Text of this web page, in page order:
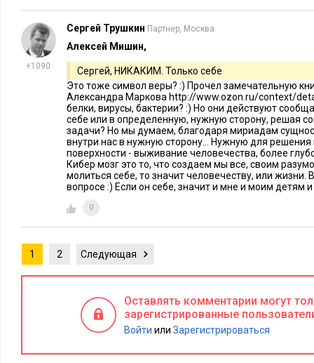
мной. Эти три установки конкурируют между собой,
но какая-то из них в конкретном случае всегда главная...
Кажется, что все возможные сочетания
исчерпаны. Что же остается для русского понимания
деятельности?
«Русское видение» так же вытекает из глубинных
культуры, которые в свою очередь, сформировались
православия такая. Мир находится в глубоко
болен. Но причина этого в том, что смертельно заболел
Согласно библейским представлениям, мир создан для
проявления и развития его творческих потенций. Но в
человеком случилось беда, суть которой Библия называет
которого человеческая природа сильно исказилась и
господствовать над миром...
ненормальный мир?
Бизнес, как таковой для православного не является ни
целью и спасение мира. Единственно реальной целью
+1090
Сергей Трушкин Партнер, Москва
Алексей Мишин,
Сергей, НИКАКИМ. Только себе
Это тоже символ веры? :) Прочел замечательную
Александра Маркова http://www.ozon.ru/context/
белки, вирусы, бактерии? :) Но они действуют
себе или в определенную, нужную сторону, решая
задачи? Но мы думаем, благодаря мириадам
внутри нас в нужную сторону... Нужную для
поверхности - выживание человечества, более
Кибер мозг это то, что создаем мы все, своим
молиться себе, то значит человечеству, или
вопросе :) Если он себе, значит и мне и моим детям
0
1 2 Следующая
Оставлять комментарии могут
зарегистрированные
Войти или Зарегистрироваться